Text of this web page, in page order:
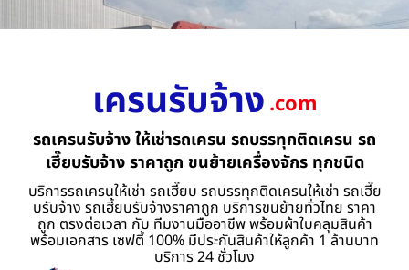
เครนรับจ้าง .com
รถเครนรับจ้าง ให้เช่ารถเครน รถบรรทุกติดเครน รถ
เฮี๊ยบรับจ้าง ราคาถูก ขนย้ายเครื่องจักร ทุกชนิด
บริการรถเครนให้เช่า รถเฮี๊ยบ รถบรรทุกติดเครนให้เช่า รถเฮี๊ย
บรับจ้าง รถเฮี้ยบรับจ้างราคาถูก บริการขนย้ายทั่วไทย ราคา
ถูก ตรงต่อเวลา กับ ทีมงานมืออาชีพ พร้อมผ้าใบคลุมสินค้า
พร้อมเอกสาร เซฟตี้ 100% มีประกันสินค้าให้ลูกค้า 1 ล้านบาท
บริการ 24 ชั่วโมง